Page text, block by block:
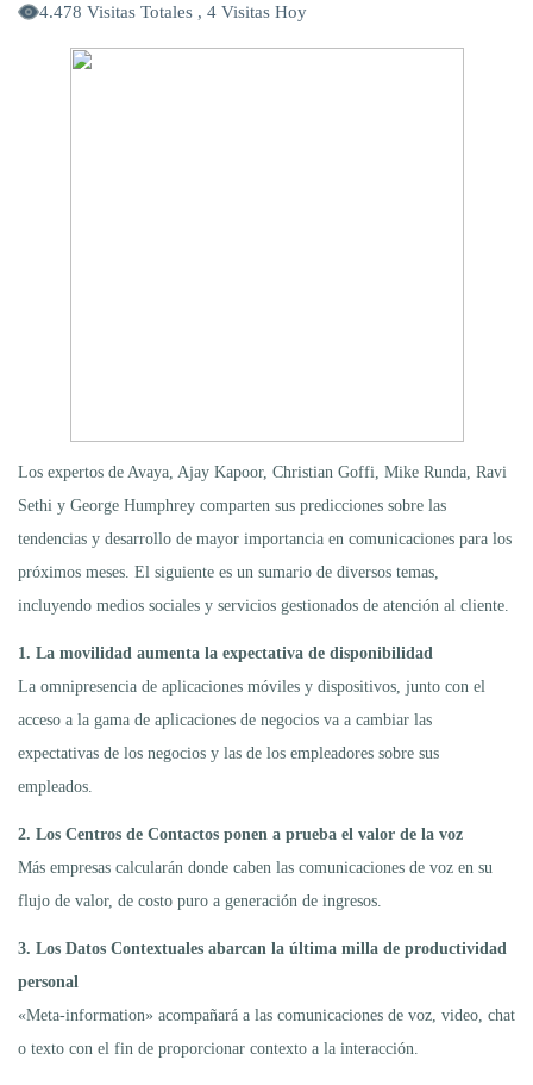
4.478 Visitas Totales , 4 Visitas Hoy
Los expertos de Avaya, Ajay Kapoor, Christian Goffi, Mike Runda, Ravi
Sethi y George Humphrey comparten sus predicciones sobre las
tendencias y desarrollo de mayor importancia en comunicaciones para los
próximos meses. El siguiente es un sumario de diversos temas,
incluyendo medios sociales y servicios gestionados de atención al cliente.
1. La movilidad aumenta la expectativa de disponibilidad
La omnipresencia de aplicaciones móviles y dispositivos, junto con el
acceso a la gama de aplicaciones de negocios va a cambiar las
expectativas de los negocios y las de los empleadores sobre sus
empleados.
2. Los Centros de Contactos ponen a prueba el valor de la voz
Más empresas calcularán donde caben las comunicaciones de voz en su
flujo de valor, de costo puro a generación de ingresos.
3. Los Datos Contextuales abarcan la última milla de productividad
personal
«Meta-information» acompañará a las comunicaciones de voz, video, chat
o texto con el fin de proporcionar contexto a la interacción.